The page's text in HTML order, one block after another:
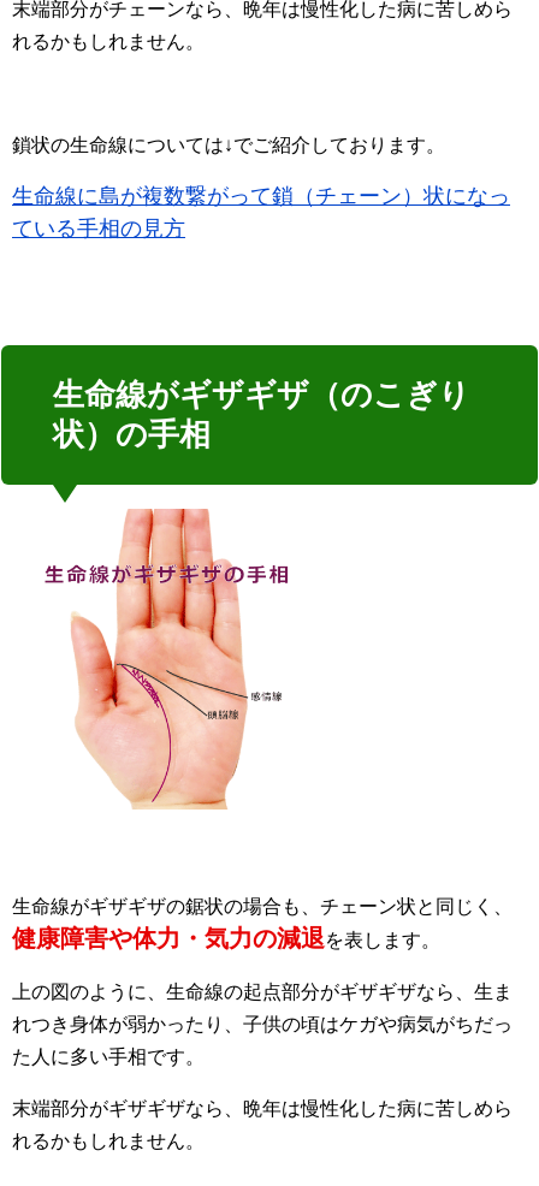
末端部分がチェーンなら、晩年は慢性化した病に苦しめら
れるかもしれません。
鎖状の生命線については↓でご紹介しております。
生命線に島が複数繋がって鎖（チェーン）状になっ
ている手相の見方
生命線がギザギザ（のこぎり
状）の手相
生命線がギザギザの鋸状の場合も、チェーン状と同じく、
健康障害や体力・気力の減退を表します。
上の図のように、生命線の起点部分がギザギザなら、生ま
れつき身体が弱かったり、子供の頃はケガや病気がちだっ
た人に多い手相です。
末端部分がギザギザなら、晩年は慢性化した病に苦しめら
れるかもしれません。